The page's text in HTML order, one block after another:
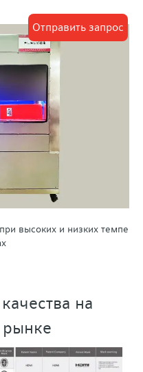
высоких и низких темпе
на
Отправить запрос